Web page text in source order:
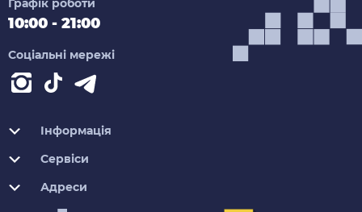
Графік роботи
10:00 - 21:00
Соціальні мережі
Інформація
Сервіси
Адреси